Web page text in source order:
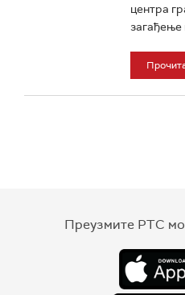
центра
загађење
Преузмите РТС